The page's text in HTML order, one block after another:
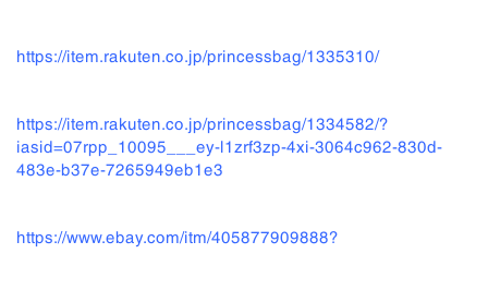
https://item.rakuten.co.jp/princessbag/1335310/
https://item.rakuten.co.jp/princessbag/1334582/?
iasid=07rpp_10095___ey-l1zrf3zp-4xi-3064c962-830d-
483e-b37e-7265949eb1e3
https://www.ebay.com/itm/405877909888?